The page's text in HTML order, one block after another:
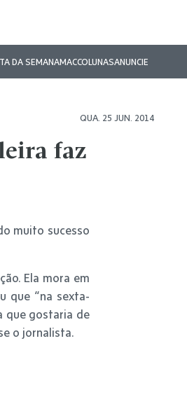
DA SEMANAMACCOLUNASANUNCIE
QUA. 25 JUN. 2014
faz
muito sucesso
Ela mora em
que “na sexta-
que gostaria de
o jornalista.